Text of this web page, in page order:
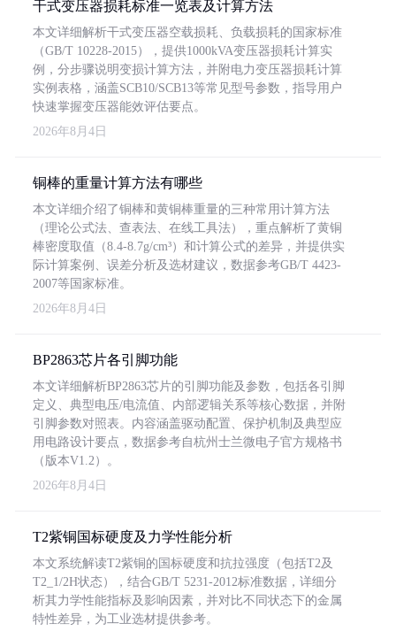
干式变压器损耗标准一览表及计算方法
本文详细解析干式变压器空载损耗、负载损耗的国家标准
（GB/T 10228-2015），提供1000kVA变压器损耗计算实
例，分步骤说明变损计算方法，并附电力变压器损耗计算
实例表格，涵盖SCB10/SCB13等常见型号参数，指导用户
快速掌握变压器能效评估要点。
2026年8月4日
铜棒的重量计算方法有哪些
本文详细介绍了铜棒和黄铜棒重量的三种常用计算方法
（理论公式法、查表法、在线工具法），重点解析了黄铜
棒密度取值（8.4-8.7g/cm³）和计算公式的差异，并提供实
际计算案例、误差分析及选材建议，数据参考GB/T 4423-
2007等国家标准。
2026年8月4日
BP2863芯片各引脚功能
本文详细解析BP2863芯片的引脚功能及参数，包括各引脚
定义、典型电压/电流值、内部逻辑关系等核心数据，并附
引脚参数对照表。内容涵盖驱动配置、保护机制及典型应
用电路设计要点，数据参考自杭州士兰微电子官方规格书
（版本V1.2）。
2026年8月4日
T2紫铜国标硬度及力学性能分析
本文系统解读T2紫铜的国标硬度和抗拉强度（包括T2及
T2_1/2H状态），结合GB/T 5231-2012标准数据，详细分
析其力学性能指标及影响因素，并对比不同状态下的金属
特性差异，为工业选材提供参考。